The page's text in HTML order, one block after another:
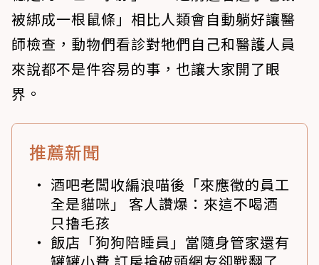
被綁成一根鼠條」相比人類會自動躺好讓醫
師檢查，動物們看診對牠們自己和醫護人員
來說都不是件容易的事，也讓大家開了眼
界。
推薦新聞
酒吧老闆收編浪喵後「來應徵的員工
全是貓咪」 客人讚爆：來這不喝酒
只擼毛孩
飯店「狗狗陪睡員」當隨身管家還有
罐罐小費 訂房搶破頭網友卻戰翻了